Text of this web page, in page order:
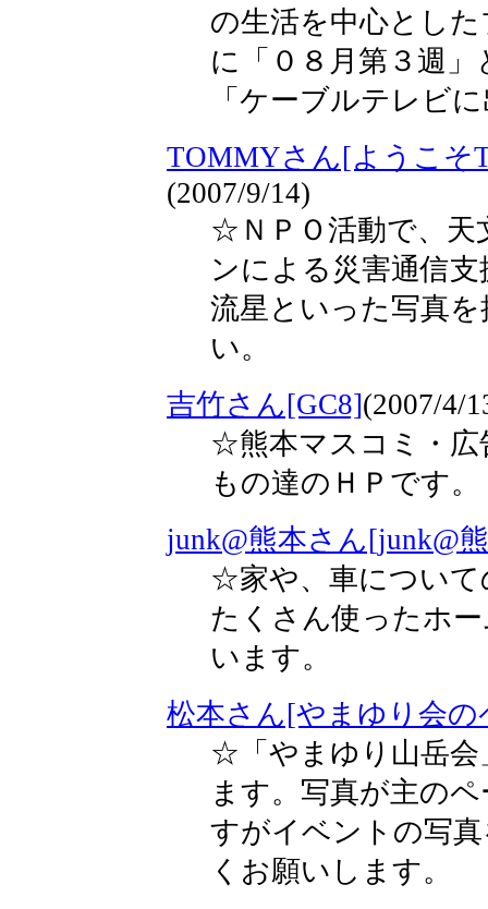
の生活を中心とし
に「０８月第３週
「ケーブルテレビ
TOMMYさん[ようこそ
(2007/9/14)
☆ＮＰＯ活動で、天
ンによる災害通信
流星といった写真
い。
吉竹さん[GC8](2007/4/
☆熊本マスコミ・
もの達のＨＰです。
junk@熊本さん[junk@
☆家や、車について
たくさん使ったホ
います。
松本さん[やまゆり会の
☆「やまゆり山岳会
ます。写真が主の
すがイベントの写
くお願いします。